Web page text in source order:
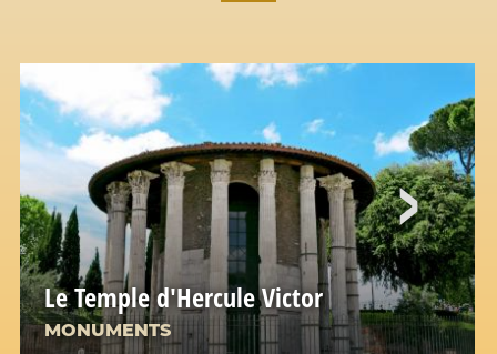
Le Temple d'Hercule Victor
MONUMENTS